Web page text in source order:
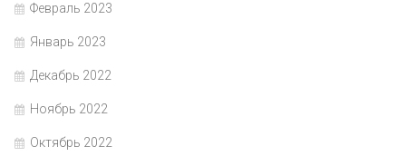
Февраль 2023
Январь 2023
Декабрь 2022
Ноябрь 2022
Октябрь 2022